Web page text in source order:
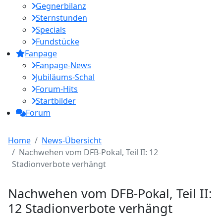
Gegnerbilanz
Sternstunden
Specials
Fundstücke
Fanpage
Fanpage-News
Jubiläums-Schal
Forum-Hits
Startbilder
Forum
Home
News-Übersicht
Nachwehen vom DFB-Pokal, Teil II: 12
Stadionverbote verhängt
Nachwehen vom DFB-Pokal, Teil II:
12 Stadionverbote verhängt